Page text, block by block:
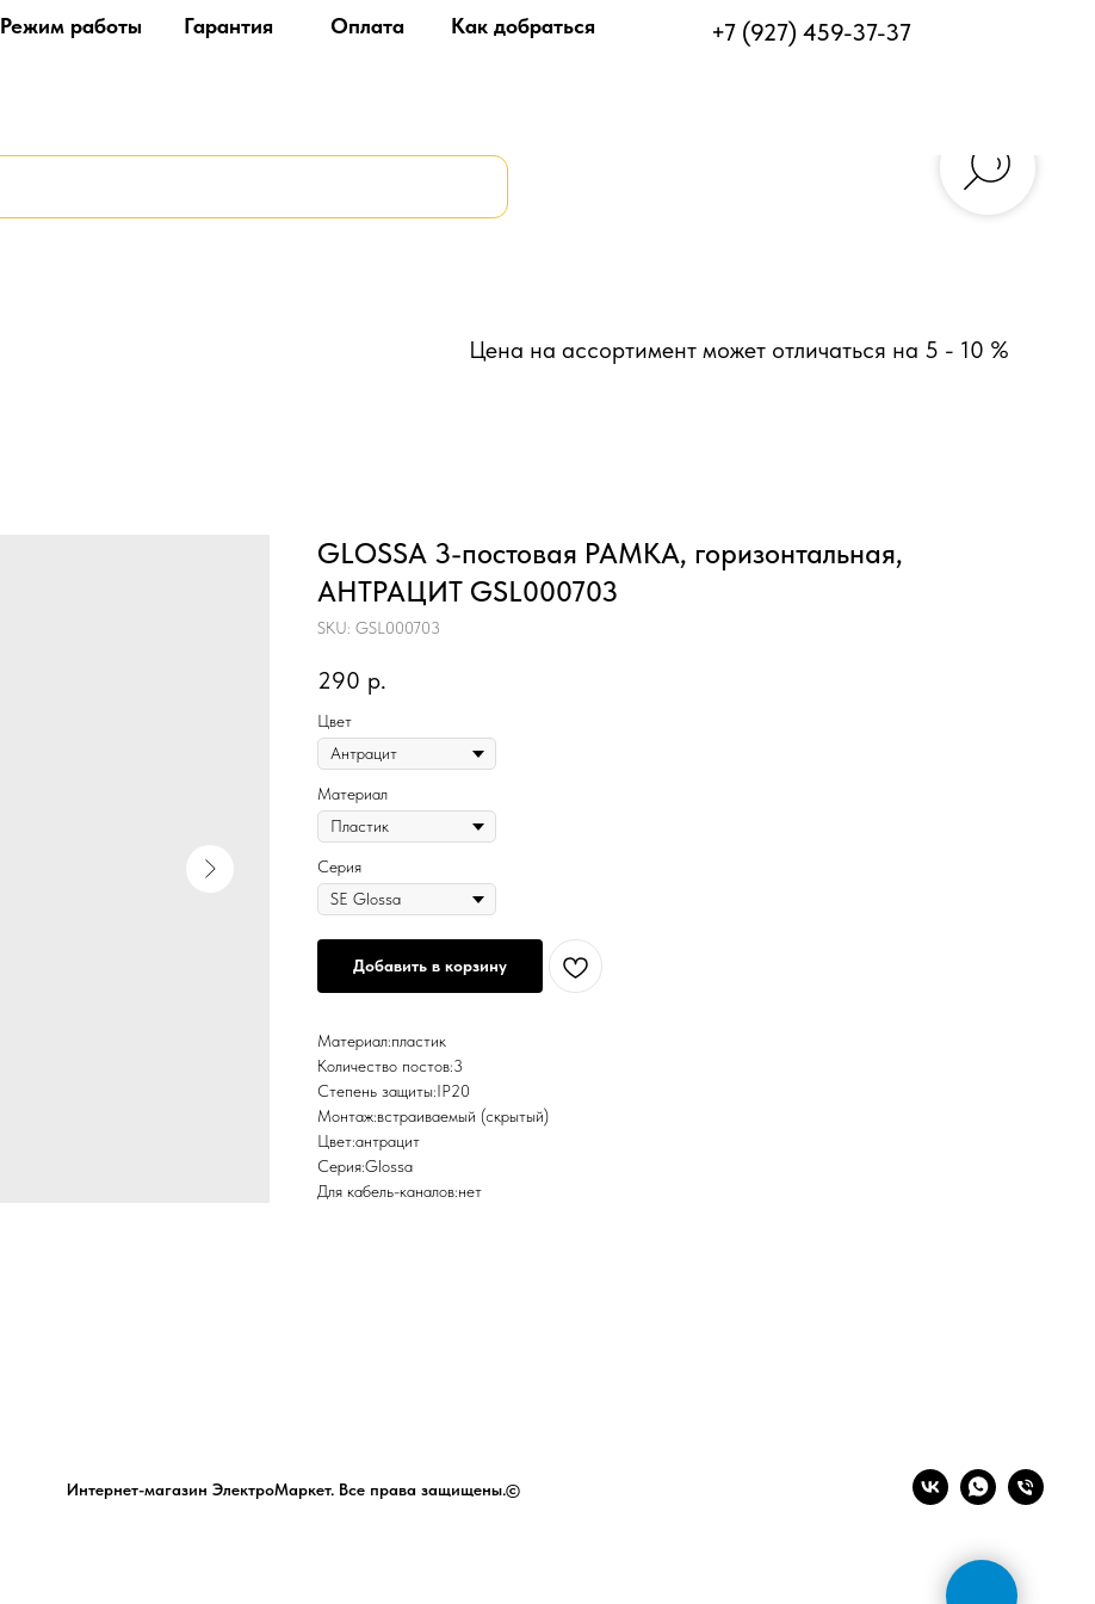
+7 (927) 459-37-37
Гарантия Оплата
Режим работы Как добраться
Цена на ассортимент может отличаться на 5 - 10 %
GLOSSA 3-постовая РАМКА, горизонтальная,
АНТРАЦИТ GSL000703
SKU: GSL000703
290 р.
Цвет
Материал
Серия
Добавить в корзину
Материал:пластик
Количество постов:3
Степень защиты:IP20
Монтаж:встраиваемый (скрытый)
Цвет:антрацит
Серия:Glossa
Для кабель-каналов:нет
Интернет-магазин ЭлектроМаркет. Все права защищены.©